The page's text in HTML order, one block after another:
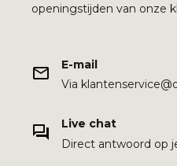
openingstijden van onze
E-mail
Via
Live chat
Direct antwoord op